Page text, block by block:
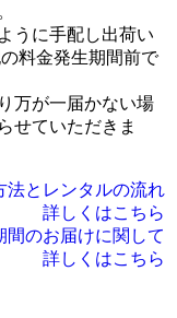
うに手配し出荷い
料金発生期間前で
万が一届かない場
せていただきま
法とレンタルの流れ
詳しくはこちら
間のお届けに関して
詳しくはこちら